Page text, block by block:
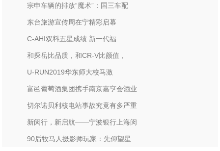
宗申车辆的排放“魔术”：国三车配
东台旅游宣传周在宁精彩启幕
C-AHI双料五星成绩 新一代福
和探岳比品质，和CR-V比颜值，
U-RUN2019华东师大校马激
富邑葡萄酒集团携手南京嘉亨会酒业
切尔诺贝利核电站事故究竟有多严重
新闵行，新启航——宁波银行上海闵
90后牧马人摄影师玩家：先仰望星